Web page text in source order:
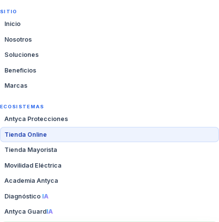
SITIO
Inicio
Nosotros
Soluciones
Beneficios
Marcas
ECOSISTEMAS
Antyca Protecciones
Tienda Online
Tienda Mayorista
Movilidad Eléctrica
Academia Antyca
Diagnóstico IA
Antyca GuardIA